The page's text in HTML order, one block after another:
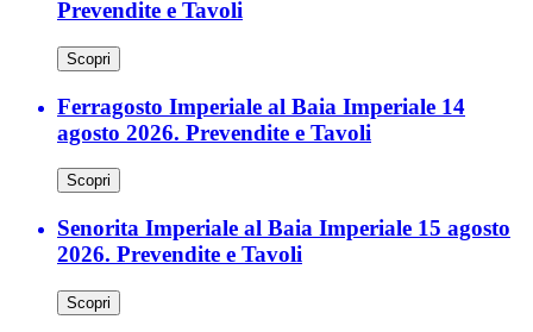
Prevendite e Tavoli
Scopri
Ferragosto Imperiale al Baia Imperiale 14
agosto 2026. Prevendite e Tavoli
Scopri
Senorita Imperiale al Baia Imperiale 15 agosto
2026. Prevendite e Tavoli
Scopri